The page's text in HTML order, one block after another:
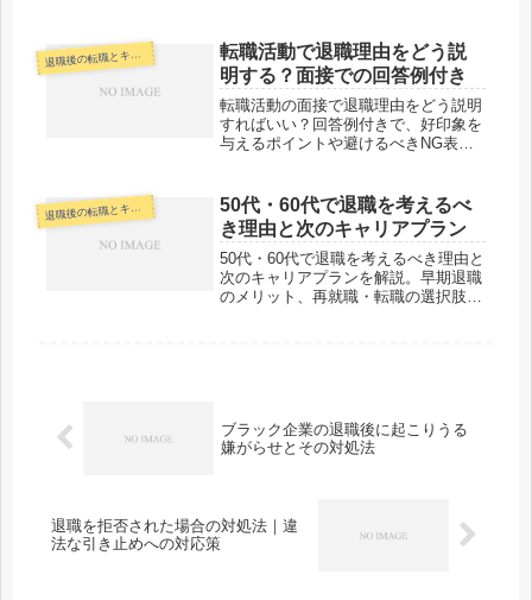
退
職後の転職とキャリア
転職活動で退職理由をどう説
明する？面接での回答例付き
転職活動の面接で退職理由をどう説明
すればいい？回答例付きで、好印象を
与えるポイントや避けるべきNG表現
退
職後の転職とキャリア
50代・60代で退職を考えるべ
き理由と次のキャリアプラン
50代・60代で退職を考えるべき理由と
次のキャリアプランを解説。早期退職
のメリット、再就職・転職の選択肢、
ブラック企業の退職後に起こりうる
嫌がらせとその対処法
退職を拒否された場合の対処法｜違
法な引き止めへの対応策